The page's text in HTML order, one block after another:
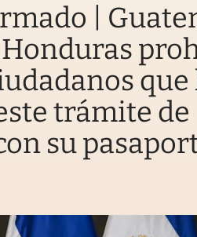
|
que
trámite de
su